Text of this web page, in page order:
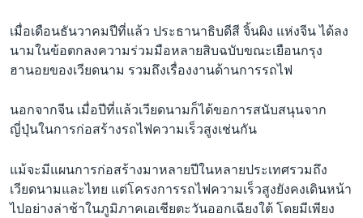
เมื่อเดือนธันวาคมปีที่แล้ว ประธานาธิบดีสี จิ้นผิง แห่งจีน ได้ลง
นามในข้อตกลงความร่วมมือหลายสิบฉบับขณะเยือนกรุง
ฮานอยของเวียดนาม รวมถึงเรื่องงานด้านการรถไฟ
นอกจากจีน เมื่อปีที่แล้วเวียดนามก็ได้ขอการสนับสนุนจาก
ญี่ปุ่นในการก่อสร้างรถไฟความเร็วสูงเช่นกัน
แม้จะมีแผนการก่อสร้างมาหลายปีในหลายประเทศรวมถึง
เวียดนามและไทย แต่โครงการรถไฟความเร็วสูงยังคงเดินหน้า
ไปอย่างล่าช้าในภูมิภาคเอเชียตะวันออกเฉียงใต้ โดยมีเพียง